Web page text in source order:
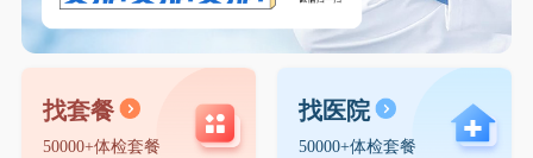
找套餐
50000+体检套餐
找医院
50000+体检套餐